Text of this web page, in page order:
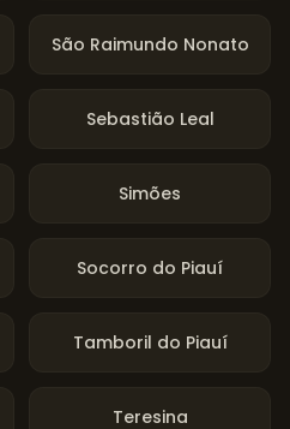
São Raimundo Nonato
Sebastião Leal
Simões
Socorro do Piauí
Tamboril do Piauí
Teresina